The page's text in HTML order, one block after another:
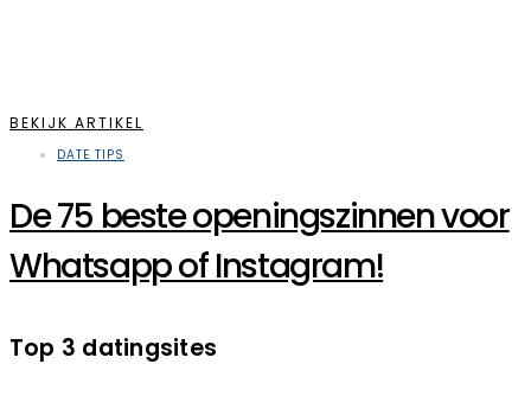
BEKIJK ARTIKEL
DATE TIPS
De 75 beste openingszinnen voor
Whatsapp of Instagram!
Top 3 datingsites